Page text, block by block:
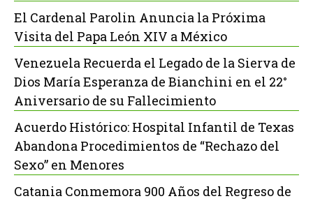
El Cardenal Parolin Anuncia la Próxima
Visita del Papa León XIV a México
Venezuela Recuerda el Legado de la Sierva de
Dios María Esperanza de Bianchini en el 22°
Aniversario de su Fallecimiento
Acuerdo Histórico: Hospital Infantil de Texas
Abandona Procedimientos de “Rechazo del
Sexo” en Menores
Catania Conmemora 900 Años del Regreso de